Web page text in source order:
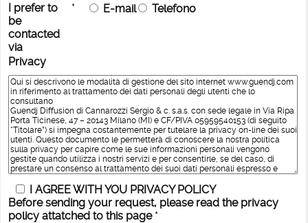
I prefer to
be
contacted
via
* E-mail Telefono
Privacy
I AGREE WITH YOU PRIVACY POLICY
Before sending your request, please read the privacy
policy attatched to this page *